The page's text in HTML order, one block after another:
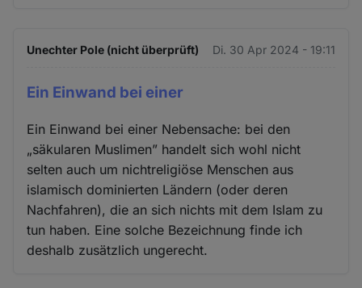
Unechter Pole (nicht überprüft) Di. 30 Apr 2024 - 19:11
Ein Einwand bei einer
Ein Einwand bei einer Nebensache: bei den
„säkularen Muslimen” handelt sich wohl nicht
selten auch um nichtreligiöse Menschen aus
islamisch dominierten Ländern (oder deren
Nachfahren), die an sich nichts mit dem Islam zu
tun haben. Eine solche Bezeichnung finde ich
deshalb zusätzlich ungerecht.